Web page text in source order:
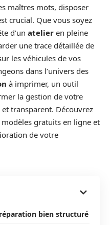
maîtres mots, disposer
crucial. Que vous soyez
d’un atelier en pleine
une trace détaillée de
les véhicules de vos
dans l’univers des
à imprimer, un outil
la gestion de votre
transparent. Découvrez
gratuits en ligne et
de votre
bien structuré